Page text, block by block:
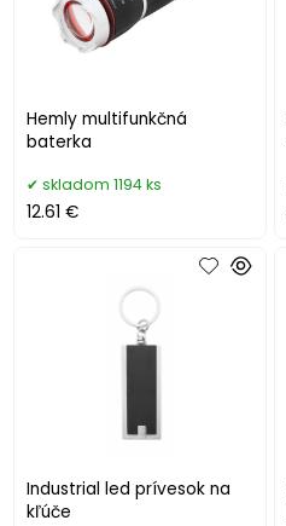
Hemly multifunkčná
baterka
skladom 1194 ks
12.61 €
Industrial led prívesok na
kľúče